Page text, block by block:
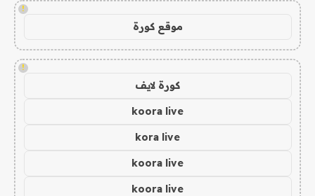
!
موقع كورة
!
كورة لايف
koora live
kora live
koora live
koora live